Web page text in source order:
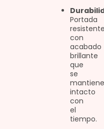
Portada
con
acabado
brillante
que
se
mantiene
intacto
con
el
tiempo.